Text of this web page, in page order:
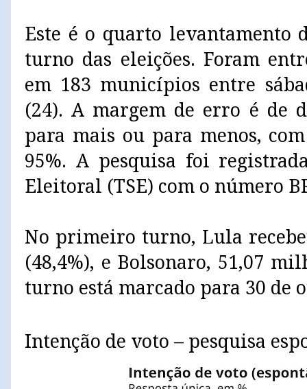
Este é o quarto levantamento
turno das eleições. Foram
em 183 municípios entre
(24). A margem de erro é de
para mais ou para menos,
95%. A pesquisa foi
Eleitoral (TSE) com o número
No primeiro turno, Lula
(48,4%), e Bolsonaro, 51,07
turno está marcado para 30 de
Intenção de voto – pesquisa